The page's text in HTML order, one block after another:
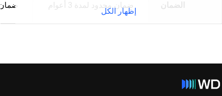
الضمان ضمان محدود لمدة 3 أعوام ضمان
إظهار الكل